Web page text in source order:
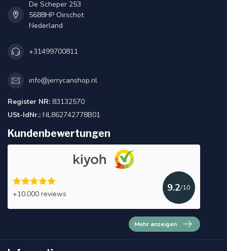
De Scheper 253
5688HP Oirschot
Nederland
+31499700811
info@jerrycanshop.nl
Register NR: 83132570
USt-IdNr.: NL862742778B01
Kundenbewertungen
+10.000 reviews
9.2/10
Mehr anzeigen